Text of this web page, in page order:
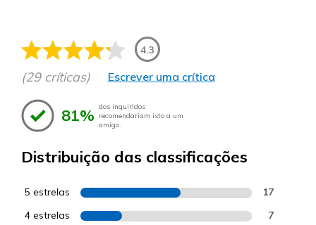
4.3
(29 críticas) Escrever uma crítica
81% dos inquiridos
recomendariam isto a um
amigo.
Distribuição das classificações
5 estrelas 17
4 estrelas 7